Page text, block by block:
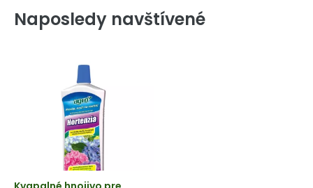
Naposledy navštívené